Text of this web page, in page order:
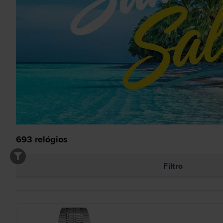
693 relógios
Filtro